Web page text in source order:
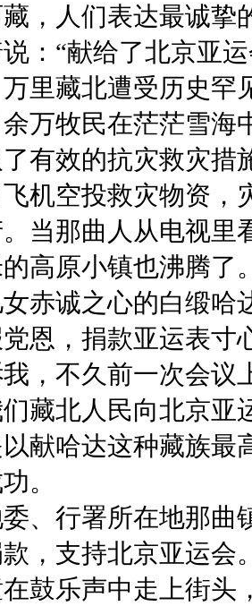
，人们表达最诚挚
：“献给了北京亚
里藏北遭受历史罕
万牧民在茫茫雪海
有效的抗灾救灾措
机空投救灾物资
当那曲人从电视里
高原小镇也沸腾
赤诚之心的白缎哈
恩，捐款亚运表寸
，不久前一次会议
藏北人民向北京亚
献哈达这种藏族最
。
、行署所在地那曲
，支持北京亚运
鼓乐声中走上街头